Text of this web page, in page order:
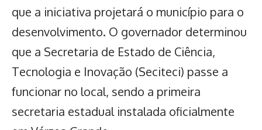
que a iniciativa projetará o município para o
desenvolvimento. O governador determinou
que a Secretaria de Estado de Ciência,
Tecnologia e Inovação (Seciteci) passe a
funcionar no local, sendo a primeira
secretaria estadual instalada oficialmente